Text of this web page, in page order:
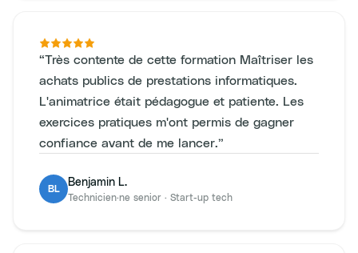
“Très contente de cette formation Maîtriser les
achats publics de prestations informatiques.
L'animatrice était pédagogue et patiente. Les
exercices pratiques m'ont permis de gagner
confiance avant de me lancer.”
BL
Benjamin L.
Technicien·ne senior · Start-up tech